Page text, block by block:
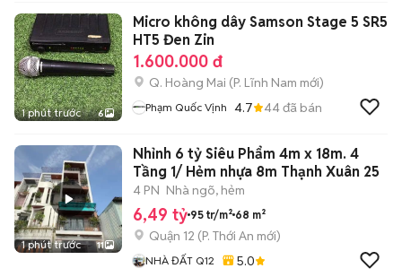
1 phút trước 6
Micro không dây Samson Stage 5 SR5
HT5 Đen Zin
1.600.000 đ
Q. Hoàng Mai (P. Lĩnh Nam mới)
Phạm Quốc Vịnh 4.7 44đã bán
1 phút trước 11
Nhỉnh 6 tỷ Siêu Phẩm 4m x 18m. 4
Tầng 1/ Hẻm nhựa 8m Thạnh Xuân 25
4 PN Nhà ngõ, hẻm
6,49 tỷ 95 tr/m² 68 m²
Quận 12 (P. Thới An mới)
NHÀ ĐẤT Q12 5.0